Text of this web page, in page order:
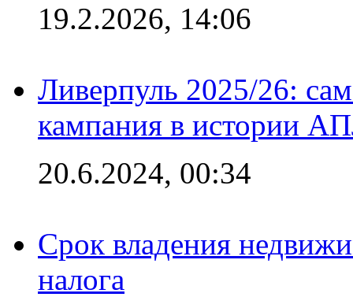
19.2.2026, 14:06
Ливерпуль 2025/26:
кампания в истории
20.6.2024, 00:34
Срок владения
налога